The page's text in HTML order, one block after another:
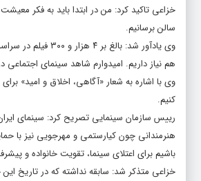
خزاعی تاکید کرد: من در ابتدا باید به فکر
سالن برسانیم.
وی یادآور شد:
هم نیاز داریم. امیدوارم شاهد سینمای
وی با اشاره به شعار «آگاهی، اخلاق و امید»
کنیم.
رییس سازمان سینمایی تصریح کرد: سینمای
باشیم برای اعتلای سینما، تقویت خانواده و
خزاعی متذکر شد: سابقه نداشته که در تاریخ